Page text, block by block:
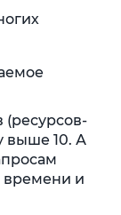
(ресурсов-
выше 10. А
времени и